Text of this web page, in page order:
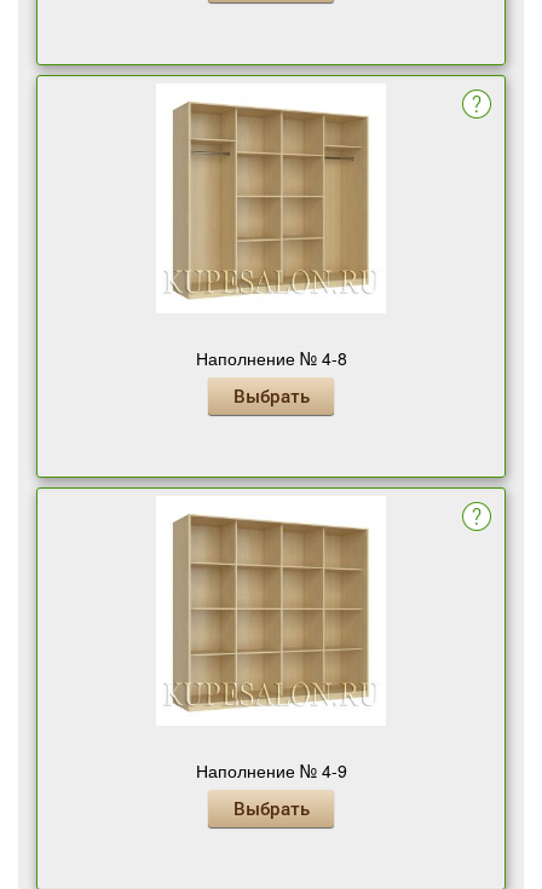
Наполнение № 4-8
Выбрать
Наполнение № 4-9
Выбрать